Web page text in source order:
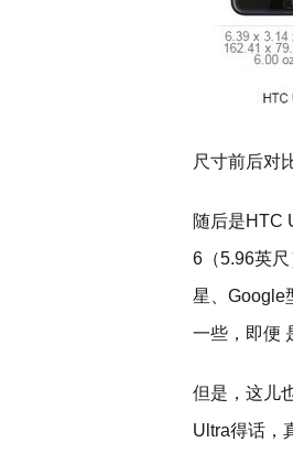
尺寸前后对
随后是HTC
6（5.96英
星、Google
一些，即便
但是，这儿
Ultra得话，